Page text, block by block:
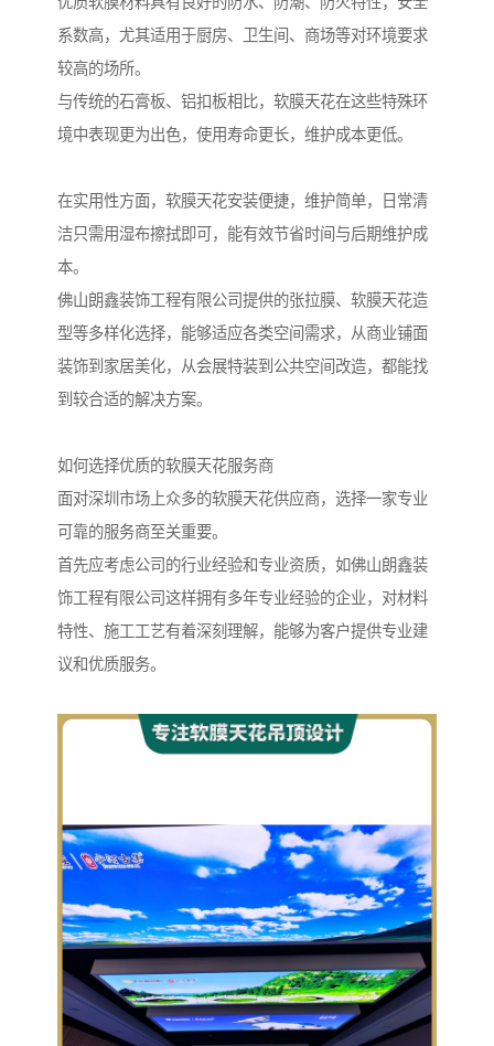
系数高，尤其适用于厨房、卫生间、商场等对环境要求
较高的场所。
与传统的石膏板、铝扣板相比，软膜天花在这些特殊环
境中表现更为出色，使用寿命更长，维护成本更低。
在实用性方面，软膜天花安装便捷，维护简单，日常清
洁只需用湿布擦拭即可，能有效节省时间与后期维护成
本。
佛山朗鑫装饰工程有限公司提供的张拉膜、软膜天花造
型等多样化选择，能够适应各类空间需求，从商业铺面
装饰到家居美化，从会展特装到公共空间改造，都能找
到较合适的解决方案。
如何选择优质的软膜天花服务商
面对深圳市场上众多的软膜天花供应商，选择一家专业
可靠的服务商至关重要。
首先应考虑公司的行业经验和专业资质，如佛山朗鑫装
饰工程有限公司这样拥有多年专业经验的企业，对材料
特性、施工工艺有着深刻理解，能够为客户提供专业建
议和优质服务。